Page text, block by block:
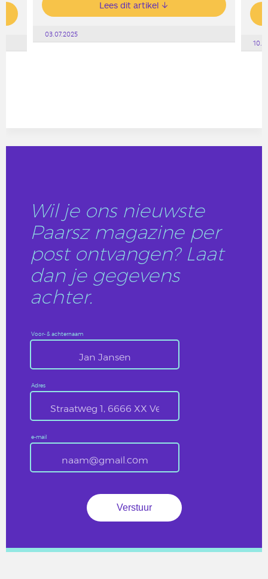
Lees dit artikel
03.07.2025
Wil je ons nieuwste
Paarsz magazine per
post ontvangen? Laat
dan je gegevens
achter.
Voor- & achternaam
Adres
e-mail